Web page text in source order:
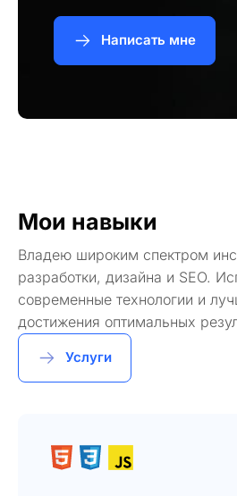
Написать мне
Мои навыки
Владею широким спектром
разработки, дизайна и SEO.
современные технологии и
достижения оптимальных
Услуги